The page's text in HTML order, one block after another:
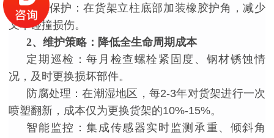
防撞保护：在货架立柱底部加装橡胶护角，减少
叉车碰撞损伤。
2、维护策略：降低全生命周期成本
定期巡检：每月检查螺栓紧固度、钢材锈蚀情
况，及时更换损坏部件。
防腐处理：在潮湿地区，每2-3年对货架进行一次
喷塑翻新，成本仅为更换货架的10%-15%。
智能监控：集成传感器实时监测承重、倾斜角